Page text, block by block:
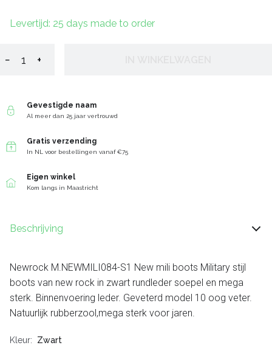
Levertijd: 25 days made to order
− +
Gevestigde naam
Al meer dan 25 jaar vertrouwd
Gratis verzending
In NL voor bestellingen vanaf €75
Eigen winkel
Kom langs in Maastricht
Beschrijving
Newrock M.NEWMILI084-S1 New mili boots Military stijl
boots van new rock in zwart rundleder soepel en mega
sterk. Binnenvoering leder. Geveterd model 10 oog veter.
Natuurlijk rubberzool,mega sterk voor jaren.
Kleur Zwart